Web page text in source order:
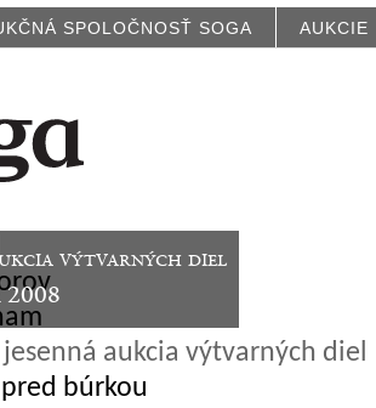
SPOLOČNOSŤ SOGA AUKCIE
výtvarných diel
aukcia výtvarných diel